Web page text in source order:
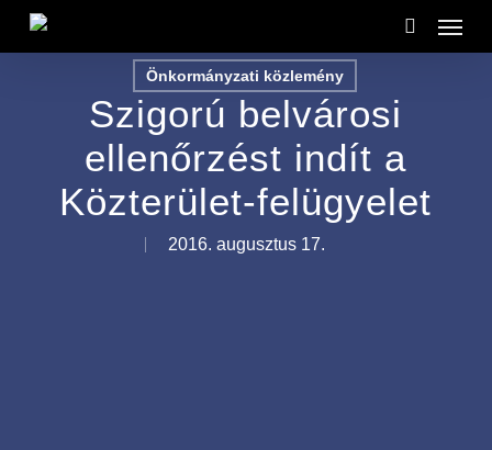
Skip
search
Menu
Önkormányzati közlemény
Szigorú belvárosi
ellenőrzést indít a
Közterület-felügyelet
2016. augusztus 17.